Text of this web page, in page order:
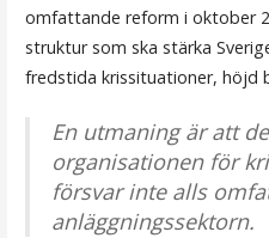
omfattande reform i oktober
struktur som ska stärka
fredstida krissituationer, höjd
En utmaning är att
organisationen för
försvar inte alls
anläggningssektorn.